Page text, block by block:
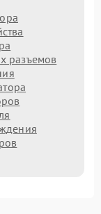
разъемов